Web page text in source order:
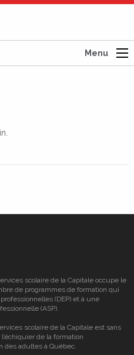
Menu
scolaire de la Capitale occupe le
de programmes de formation qui
(DEP) et à une
(ASP).
scolaire de la Capitale est sans
de la formation
des adultes à Québec.